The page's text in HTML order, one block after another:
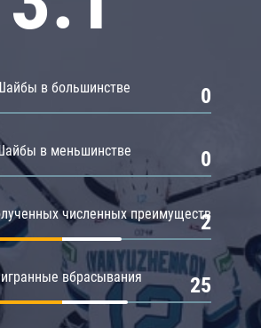
в большинстве 0
в меньшинстве 0
численных преимуществ
2
вбрасывания 25